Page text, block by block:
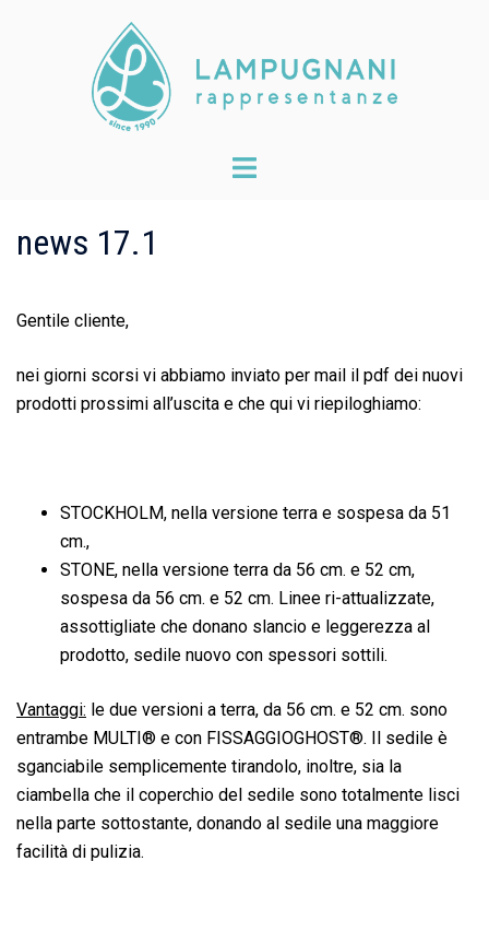
Toggle
news 17.1
Gentile cliente,
nei giorni scorsi vi abbiamo inviato per mail il pdf dei nuovi
prodotti prossimi all’uscita e che qui vi riepiloghiamo:
STOCKHOLM, nella versione terra e sospesa da 51
cm.,
STONE, nella versione terra da 56 cm. e 52 cm,
sospesa da 56 cm. e 52 cm. Linee ri-attualizzate,
assottigliate che donano slancio e leggerezza al
prodotto, sedile nuovo con spessori sottili.
Vantaggi: le due versioni a terra, da 56 cm. e 52 cm. sono
entrambe MULTI® e con FISSAGGIOGHOST®. Il sedile è
sganciabile semplicemente tirandolo, inoltre, sia la
ciambella che il coperchio del sedile sono totalmente lisci
nella parte sottostante, donando al sedile una maggiore
facilità di pulizia.